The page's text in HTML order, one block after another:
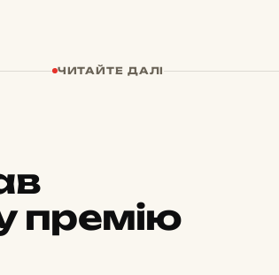
ЧИТАЙТЕ ДАЛІ
премію